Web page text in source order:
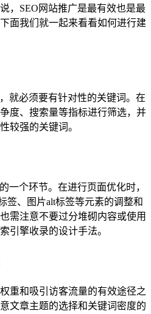
，SEO网站推广是最有效也是最
面我们就一起来看看如何进行建
就必须要有针对性的关键词。在
度、搜索量等指标进行筛选，并
较强的关键词。
一个环节。在进行页面优化时，
签、图片alt标签等元素的调整和
需注意不要过分堆砌内容或使用
引擎收录的设计手法。
重和吸引访客流量的有效途径之
文章主题的选择和关键词密度的